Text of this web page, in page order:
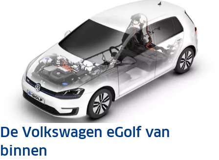
De Volkswagen eGolf van
binnen